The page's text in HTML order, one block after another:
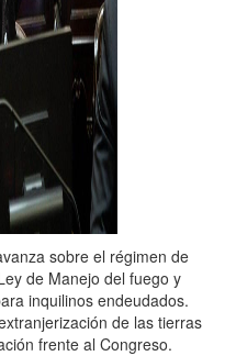
sobre el régimen de
de Manejo del fuego y
inquilinos endeudados.
de las tierras
frente al Congreso.